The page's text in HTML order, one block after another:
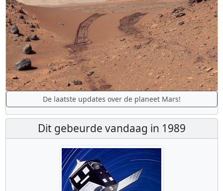
De laatste updates over de planeet Mars!
Dit gebeurde vandaag in 1989